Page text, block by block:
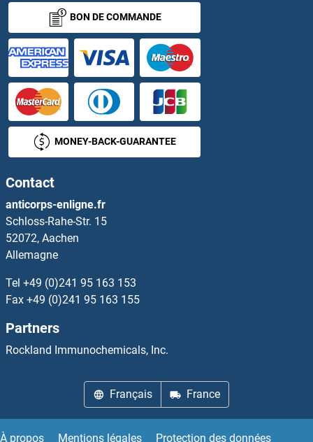
GAL3ST1 Anticorps
GAL3ST3 Anticorps
GAL3ST4 Anticorps
GAL4 Anticorps
Galactosylceramidase Anticorps
Galanin Anticorps
Galanin Receptor 1 Anticorps
GALE Anticorps
Galectin 10 Anticorps
Galectin 3 Anticorps
GALK2 Anticorps
GALM Anticorps
BON DE COMMANDE
MONEY-BACK-GUARANTEE
Contact
anticorps-enligne.fr
Schloss-Rahe-Str. 15
52072, Aachen
Allemagne
Tel +49 (0)241 95 163 153
Fax +49 (0)241 95 163 155
Partners
Rockland Immunochemicals, Inc.
Français France
À propos Mentions légales Protection des données